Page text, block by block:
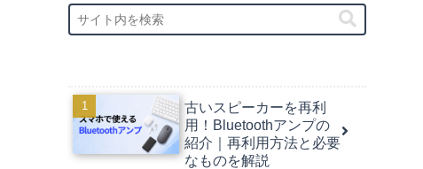
古いスピーカーを再利
用！Bluetoothアンプの
紹介｜再利用方法と必要
なものを解説